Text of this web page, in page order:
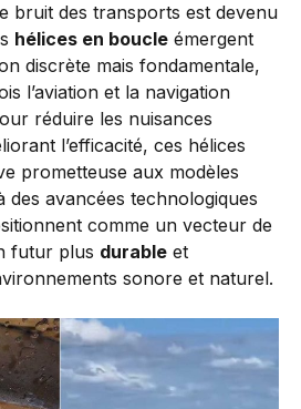
bruit des transports est devenu
hélices en boucle émergent
discrète mais fondamentale,
l’aviation et la navigation
réduire les nuisances
l’efficacité, ces hélices
prometteuse aux modèles
des avancées technologiques
comme un vecteur de
futur plus durable et
sonore et naturel.